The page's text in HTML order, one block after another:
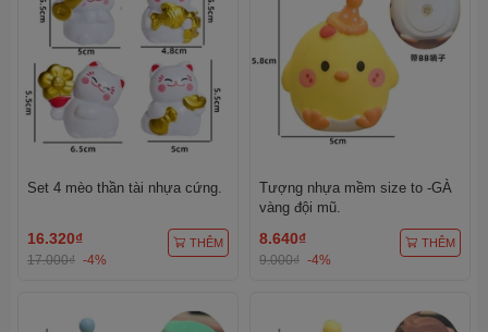
Set 4 mèo thần tài nhựa cứng.
16.320₫
17.000₫ -4%
THÊM
Tượng nhựa mềm size to -GÀ
vàng đội mũ.
8.640₫
9.000₫ -4%
THÊM